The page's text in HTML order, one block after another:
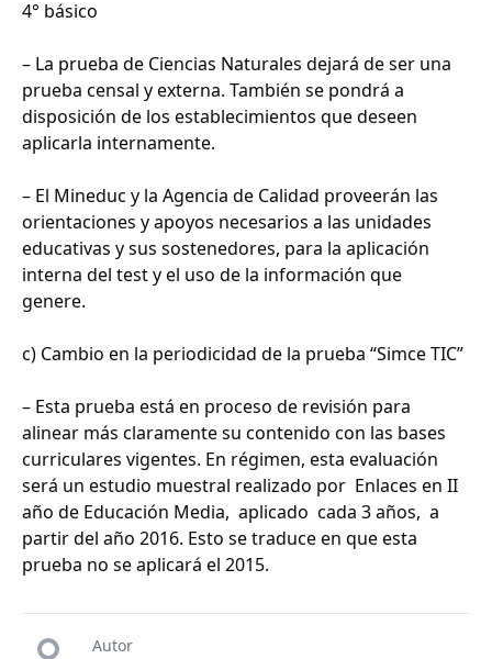
4° básico
– La prueba de Ciencias Naturales dejará de ser una
prueba censal y externa. También se pondrá a
disposición de los establecimientos que deseen
aplicarla internamente.
– El Mineduc y la Agencia de Calidad proveerán las
orientaciones y apoyos necesarios a las unidades
educativas y sus sostenedores, para la aplicación
interna del test y el uso de la información que
genere.
c) Cambio en la periodicidad de la prueba “Simce TIC”
– Esta prueba está en proceso de revisión para
alinear más claramente su contenido con las bases
curriculares vigentes. En régimen, esta evaluación
será un estudio muestral realizado por Enlaces en II
año de Educación Media, aplicado cada 3 años, a
partir del año 2016. Esto se traduce en que esta
prueba no se aplicará el 2015.
Autor